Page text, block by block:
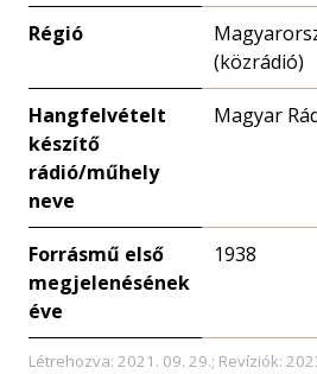
Régió
(közrádió)
Hangfelvételt
készítő
rádió/műhely
neve
Magyar
Forrásmű első
megjelenésének
éve
1938
Létrehozva: 2021. 09. 29.; Revíziók: